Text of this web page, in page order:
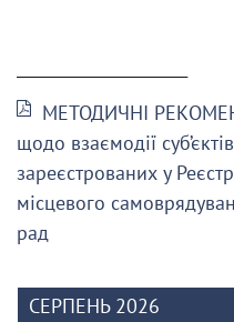
МЕТОДИЧНІ
щодо взаємодії
зареєстрованих у
місцевого
рад
СЕРПЕНЬ 2026